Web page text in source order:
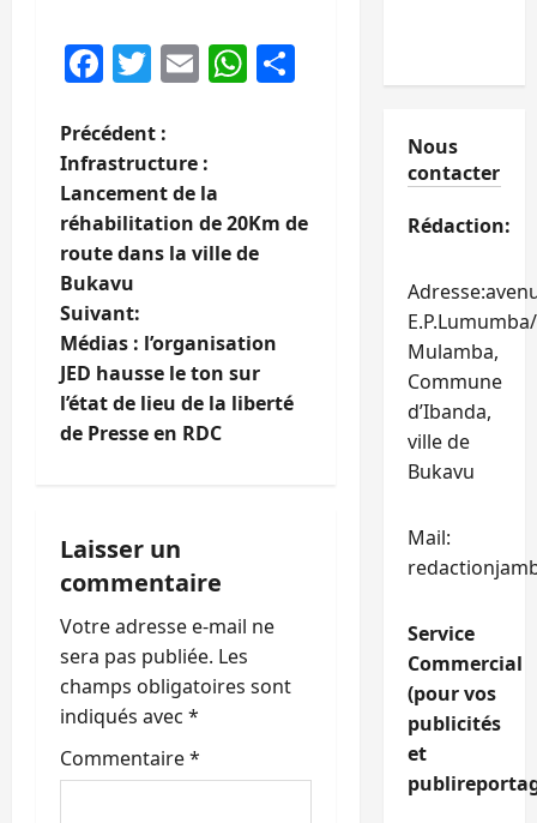
Facebook
Twitter
EmailWhatsApp
N
a
v
i
g
a
t
o
n
d
’
a
r
Précédent :
Infrastructure :
Lancement de la
réhabilitation de 20Km de
route dans la ville de
Bukavu
Suivant:
Médias : l’organisation
JED hausse le ton sur
l’état de lieu de la liberté
de Presse en RDC
Laisser un
commentaire
Votre adresse e-mail ne
sera pas publiée. Les
champs obligatoires sont
indiqués avec *
Commentaire*
Nous
contacter
Rédaction:
Mulamba,
Commune
d’Ibanda,
ville de
Bukavu
Mail:
Service
Commercial
(pour vos
publicités
et